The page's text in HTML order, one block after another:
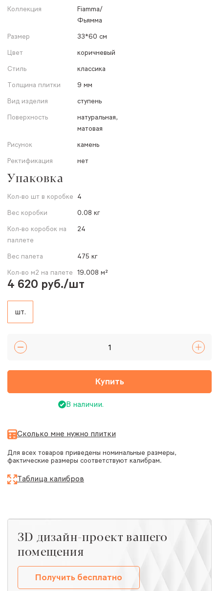
Коллекция
Fiamma/
Фьямма
Размер
33*60 см
Цвет
коричневый
Стиль
классика
Толщина плитки
9 мм
Вид изделия
ступень
Поверхность
натуральная,
матовая
Рисунок
камень
Ректификация
нет
Упаковка
Кол-во шт в коробке 4
Вес коробки
0.08 кг
Кол-во коробок на
паллете
24
Вес палета
475 кг
Кол-во м2 на палете 19.008 м²
4 620 руб./шт
шт.
Купить
В наличии.
Сколько мне нужно плитки
Для всех товаров приведены номинальные размеры,
фактические размеры соответствуют калибрам.
Таблица калибров
ЗD дизайн-проект вашего
помещения
Получить бесплатно